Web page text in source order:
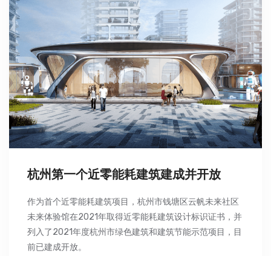
杭州第一个近零能耗建筑建成并开放
作为首个近零能耗建筑项目，杭州市钱塘区云帆未来社区
未来体验馆在2021年取得近零能耗建筑设计标识证书，并
列入了2021年度杭州市绿色建筑和建筑节能示范项目，目
前已建成开放。